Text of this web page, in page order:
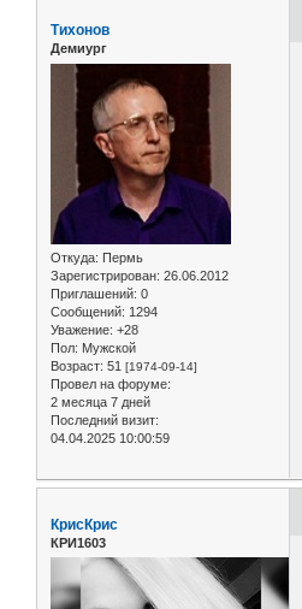
Тихонов
Демиург
Откуда: Пермь
Зарегистрирован: 26.06.2012
Приглашений: 0
Сообщений: 1294
Уважение: +28
Пол: Мужской
Возраст: 51 [1974-09-14]
Провел на форуме:
2 месяца 7 дней
Последний визит:
04.04.2025 10:00:59
КрисКрис
КРИ1603